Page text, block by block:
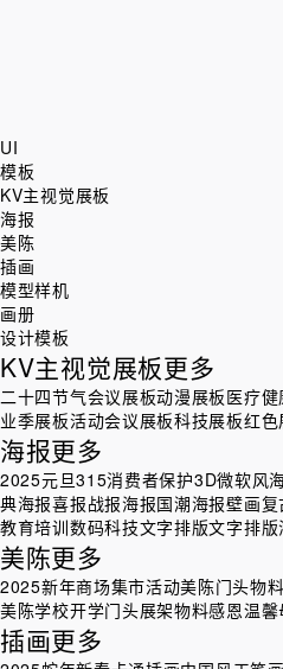
UI
模板
KV主视觉展板
海报
美陈
插画
模型样机
画册
设计模板
KV主视觉展板更多
二十四节气会议展板动漫展板医疗
业季展板活动会议展板科技展板红色
海报更多
2025元旦315消费者保护3D微软风
典海报喜报战报海报国潮海报壁画复
教育培训数码科技文字排版文字排版
美陈更多
2025新年商场集市活动美陈门头物料
美陈学校开学门头展架物料感恩温
插画更多